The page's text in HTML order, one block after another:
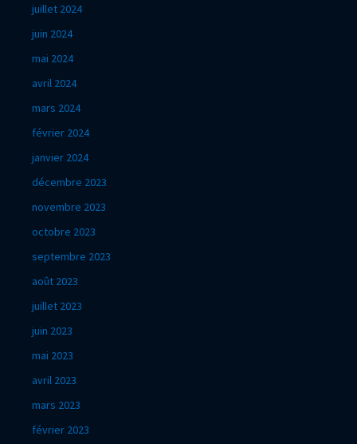
juillet 2024
juin 2024
mai 2024
avril 2024
mars 2024
février 2024
janvier 2024
décembre 2023
novembre 2023
octobre 2023
septembre 2023
août 2023
juillet 2023
juin 2023
mai 2023
avril 2023
mars 2023
février 2023